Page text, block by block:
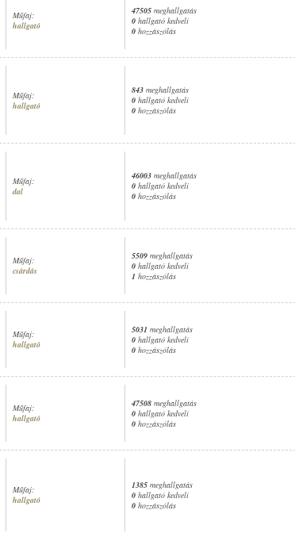
Műfaj:
hallgató
47505 meghallgatás
0 hallgató kedveli
0 hozzászólás
Műfaj:
hallgató
843 meghallgatás
0 hallgató kedveli
0 hozzászólás
Műfaj:
dal
46003 meghallgatás
0 hallgató kedveli
0 hozzászólás
Műfaj:
csárdás
5509 meghallgatás
0 hallgató kedveli
1 hozzászólás
Műfaj:
hallgató
5031 meghallgatás
0 hallgató kedveli
0 hozzászólás
Műfaj:
hallgató
47508 meghallgatás
0 hallgató kedveli
0 hozzászólás
Műfaj:
hallgató
1385 meghallgatás
0 hallgató kedveli
0 hozzászólás